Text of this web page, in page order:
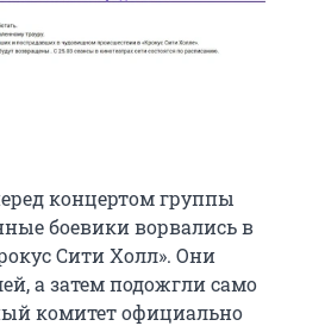
концертом группы
боевики ворвались в
Сити Холл». Они
а затем подожгли само
комитет официально